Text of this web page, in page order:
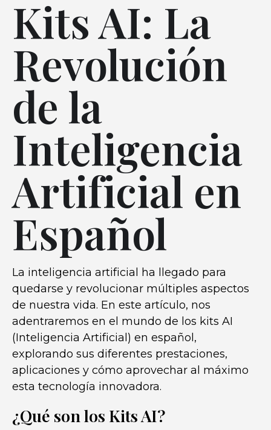
Kits AI: La
Revolución
de la
Inteligencia
Artificial en
Español
La inteligencia artificial ha llegado para
quedarse y revolucionar múltiples aspectos
de nuestra vida. En este artículo, nos
adentraremos en el mundo de los kits AI
(Inteligencia Artificial) en español,
explorando sus diferentes prestaciones,
aplicaciones y cómo aprovechar al máximo
esta tecnología innovadora.
¿Qué son los Kits AI?